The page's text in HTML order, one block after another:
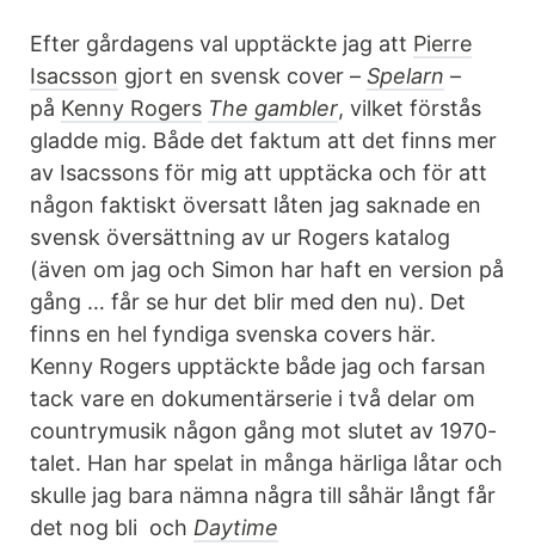
Efter gårdagens val upptäckte jag att Pierre
Isacsson gjort en svensk cover – Spelarn –
på Kenny Rogers The gambler, vilket förstås
gladde mig. Både det faktum att det finns mer
av Isacssons för mig att upptäcka och för att
någon faktiskt översatt låten jag saknade en
svensk översättning av ur Rogers katalog
(även om jag och Simon har haft en version på
gång … får se hur det blir med den nu). Det
finns en hel fyndiga svenska covers här.
Kenny Rogers upptäckte både jag och farsan
tack vare en dokumentärserie i två delar om
countrymusik någon gång mot slutet av 1970-
talet. Han har spelat in många härliga låtar och
skulle jag bara nämna några till såhär långt får
det nog bli och Daytime